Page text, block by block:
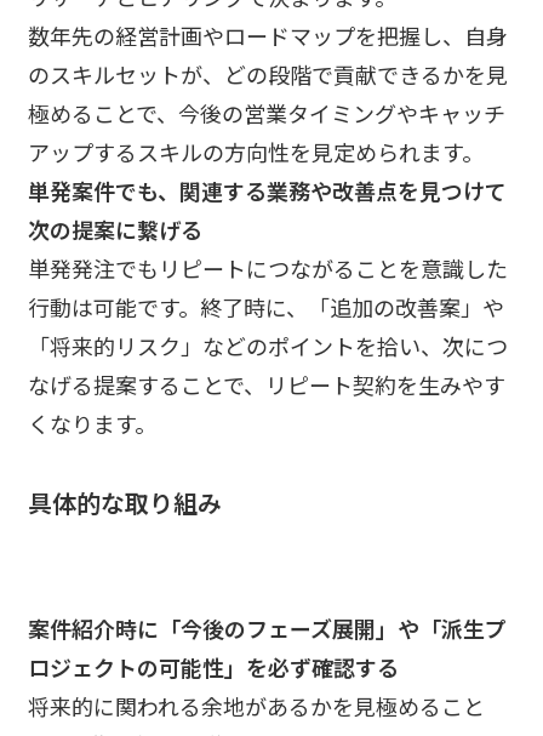
数年先の経営計画やロードマップを把握し、自身
のスキルセットが、どの段階で貢献できるかを見
極めることで、今後の営業タイミングやキャッチ
アップするスキルの方向性を見定められます。
単発案件でも、関連する業務や改善点を見つけて
次の提案に繋げる
単発発注でもリピートにつながることを意識した
行動は可能です。終了時に、「追加の改善案」や
「将来的リスク」などのポイントを拾い、次につ
なげる提案することで、リピート契約を生みやす
くなります。
具体的な取り組み
案件紹介時に「今後のフェーズ展開」や「派生プ
ロジェクトの可能性」を必ず確認する
将来的に関われる余地があるかを見極めること